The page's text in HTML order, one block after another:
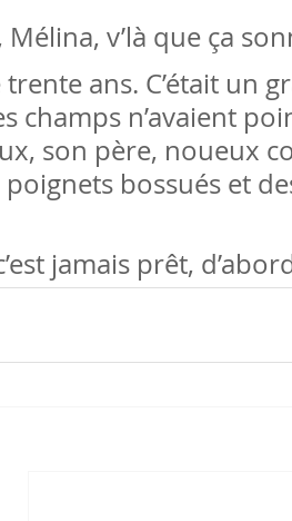
v’là que ça
ans. C’était un
champs n’avaient
son père, noueux
poignets bossués et
jamais prêt,